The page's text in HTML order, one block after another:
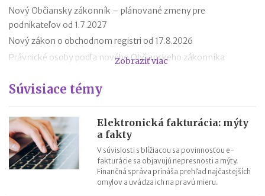
Nový Občiansky zákonník – plánované zmeny pre
podnikateľov od 1.7.2027
Nový zákon o obchodnom registri od 17.8.2026
Právnické osoby podľa nového Občianskeho zákonníka
Štátni zamestnanci môžu od 1. októbra 2025 podnikať
Novela zákona o ochrane spotrebiteľa účinná od roku 2026
Reklamácia letného tábora
Zmeny v živnostenskom zákone od 1. 4. 2025
Zobraziť viac
Súvisiace témy
Elektronická fakturácia: mýty
a fakty
V súvislosti s blížiacou sa povinnosťou e-
fakturácie sa objavujú nepresnosti a mýty.
Finančná správa prináša prehľad najčastejších
omylov a uvádza ich na pravú mieru.